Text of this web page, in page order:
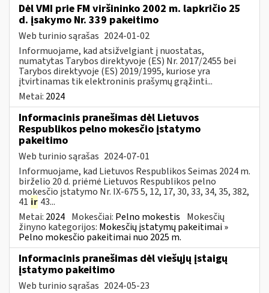
Dėl VMI prie FM viršininko 2002 m. lapkričio 25
d. įsakymo Nr. 339 pakeitimo
Web turinio sąrašas 2024-01-02
Informuojame, kad atsižvelgiant į nuostatas,
numatytas Tarybos direktyvoje (ES) Nr. 2017/2455 bei
Tarybos direktyvoje (ES) 2019/1995, kuriose yra
įtvirtinamas tik elektroninis prašymų grąžinti...
Metai: 2024
Informacinis pranešimas dėl Lietuvos
Respublikos pelno mokesčio įstatymo
pakeitimo
Web turinio sąrašas 2024-07-01
Informuojame, kad Lietuvos Respublikos Seimas 2024 m.
birželio 20 d. priėmė Lietuvos Respublikos pelno
mokesčio įstatymo Nr. IX-675 5, 12, 17, 30, 33, 34, 35, 382,
41 ir 43...
Metai: 2024 Mokesčiai: Pelno mokestis Mokesčių
žinyno kategorijos: Mokesčių įstatymų pakeitimai »
Pelno mokesčio pakeitimai nuo 2025 m.
Informacinis pranešimas dėl viešųjų įstaigų
įstatymo pakeitimo
Web turinio sąrašas 2024-05-23